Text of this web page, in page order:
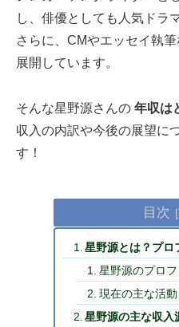
し、俳優としても人気ドラ
さらに、CMやエッセイ執
展開しています。
そんな星野源さんの 年収は
収入の内訳や今後の展望に
す！
目次
星野源とは？プロ
星野源のプロ
現在の主な活動
星野源の主な収入